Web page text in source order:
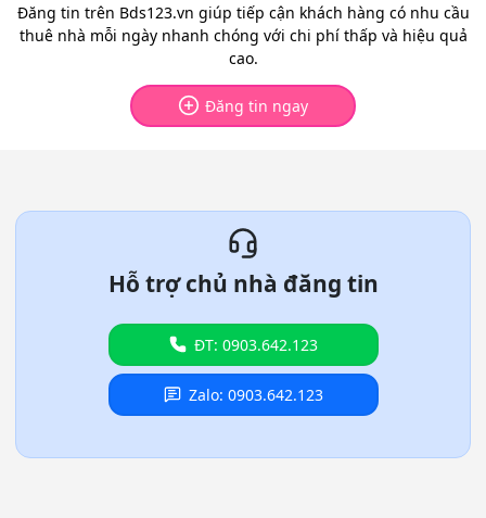
Đăng tin trên Bds123.vn giúp tiếp cận khách hàng có nhu cầu
thuê nhà mỗi ngày nhanh chóng với chi phí thấp và hiệu quả
cao.
Đăng tin ngay
Hỗ trợ chủ nhà đăng tin
ĐT: 0903.642.123
Zalo: 0903.642.123